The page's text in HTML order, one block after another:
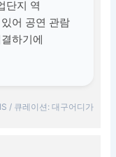
단지 역
어 공연 관람
하기에
/ 큐레이션: 대구어디가